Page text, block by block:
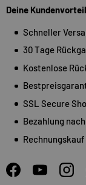
Deine
Schneller
30 Tage
Kostenlose
SSL Secure
Bezahlung
FacebookYouTube